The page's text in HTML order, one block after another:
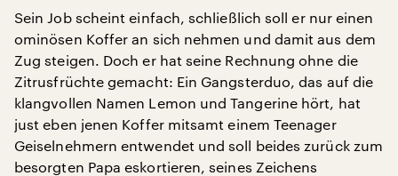
Sein Job scheint einfach, schließlich soll er nur einen
ominösen Koffer an sich nehmen und damit aus dem
Zug steigen. Doch er hat seine Rechnung ohne die
Zitrusfrüchte gemacht: Ein Gangsterduo, das auf die
klangvollen Namen Lemon und Tangerine hört, hat
just eben jenen Koffer mitsamt einem Teenager
Geiselnehmern entwendet und soll beides zurück zum
besorgten Papa eskortieren, seines Zeichens